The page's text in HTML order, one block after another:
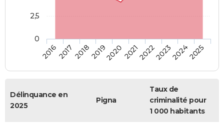
2016201720182019202020212022202320242025
0
2,5
Délinquance en
2025
Pigna
Taux de
criminalité pour
1 000 habitants